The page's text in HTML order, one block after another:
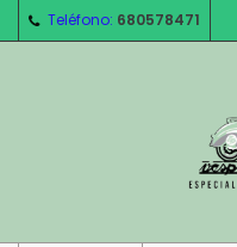
Teléfono: 680578471